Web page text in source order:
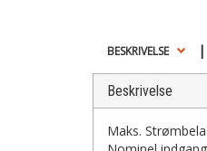
BESKRIVELSE |
Beskrivelse
Maks.